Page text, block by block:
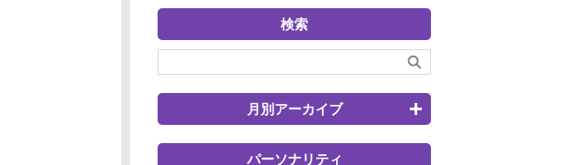
検索
月別アーカイブ
パーソナリティ